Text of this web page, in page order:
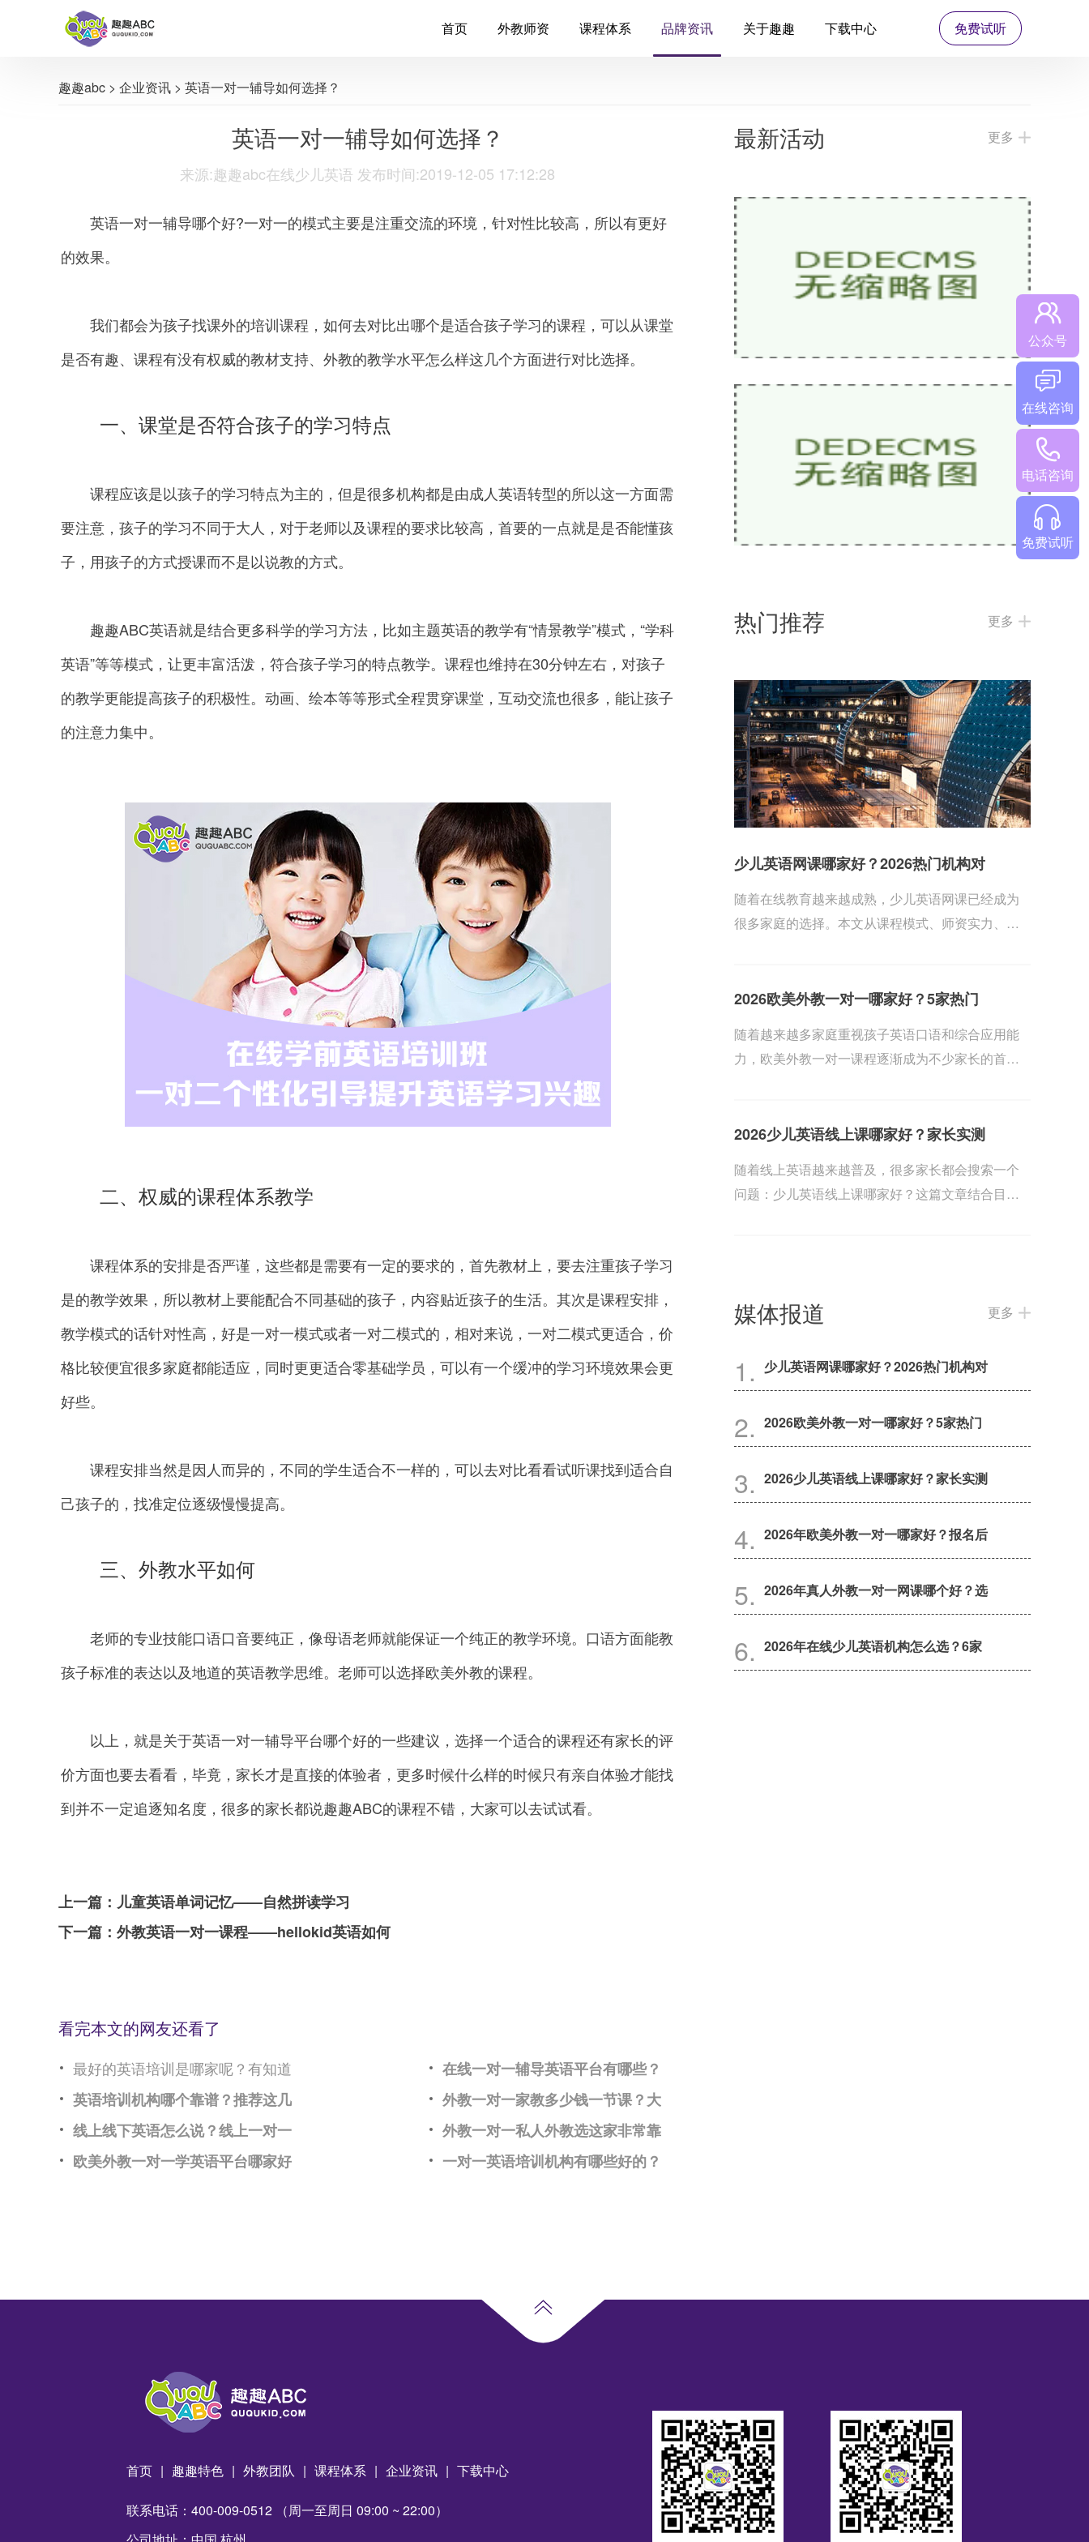
首页 外教师资 课程体系 品牌资讯 关于趣趣 下载中心 免费试听
趣趣abc > 企业资讯 > 英语一对一辅导如何选择？
英语一对一辅导如何选择？
来源:趣趣abc在线少儿英语 发布时间:2019-12-05 17:12:28
英语一对一辅导哪个好?一对一的模式主要是注重交流的环境，针对性比较高，所以有更好
的效果。
我们都会为孩子找课外的培训课程，如何去对比出哪个是适合孩子学习的课程，可以从课堂
是否有趣、课程有没有权威的教材支持、外教的教学水平怎么样这几个方面进行对比选择。
一、课堂是否符合孩子的学习特点
课程应该是以孩子的学习特点为主的，但是很多机构都是由成人英语转型的所以这一方面需
要注意，孩子的学习不同于大人，对于老师以及课程的要求比较高，首要的一点就是是否能懂孩
子，用孩子的方式授课而不是以说教的方式。
趣趣ABC英语就是结合更多科学的学习方法，比如主题英语的教学有“情景教学”模式，“学科
英语”等等模式，让更丰富活泼，符合孩子学习的特点教学。课程也维持在30分钟左右，对孩子
的教学更能提高孩子的积极性。动画、绘本等等形式全程贯穿课堂，互动交流也很多，能让孩子
的注意力集中。
二、权威的课程体系教学
课程体系的安排是否严谨，这些都是需要有一定的要求的，首先教材上，要去注重孩子学习
是的教学效果，所以教材上要能配合不同基础的孩子，内容贴近孩子的生活。其次是课程安排，
教学模式的话针对性高，好是一对一模式或者一对二模式的，相对来说，一对二模式更适合，价
格比较便宜很多家庭都能适应，同时更更适合零基础学员，可以有一个缓冲的学习环境效果会更
好些。
课程安排当然是因人而异的，不同的学生适合不一样的，可以去对比看看试听课找到适合自
己孩子的，找准定位逐级慢慢提高。
三、外教水平如何
老师的专业技能口语口音要纯正，像母语老师就能保证一个纯正的教学环境。口语方面能教
孩子标准的表达以及地道的英语教学思维。老师可以选择欧美外教的课程。
以上，就是关于英语一对一辅导平台哪个好的一些建议，选择一个适合的课程还有家长的评
价方面也要去看看，毕竟，家长才是直接的体验者，更多时候什么样的时候只有亲自体验才能找
到并不一定追逐知名度，很多的家长都说趣趣ABC的课程不错，大家可以去试试看。
上一篇： 儿童英语单词记忆——自然拼读学习
下一篇： 外教英语一对一课程——hellokid英语如何
看完本文的网友还看了
最好的英语培训是哪家呢？有知道
在线一对一辅导英语平台有哪些？
英语培训机构哪个靠谱？推荐这几
外教一对一家教多少钱一节课？大
线上线下英语怎么说？线上一对一
外教一对一私人外教选这家非常靠
欧美外教一对一学英语平台哪家好
一对一英语培训机构有哪些好的？
最新活动 更多
少儿英语网课哪家好？2026热门机构对比
2026欧美外教一对一哪家好？5家热门少儿
热门推荐 更多
少儿英语网课哪家好？2026热门机构对
随着在线教育越来越成熟，少儿英语网课已经成为
很多家庭的选择。本文从课程模式、师资实力、教
2026欧美外教一对一哪家好？5家热门
随着越来越多家庭重视孩子英语口语和综合应用能
力，欧美外教一对一课程逐渐成为不少家长的首
2026少儿英语线上课哪家好？家长实测
随着线上英语越来越普及，很多家长都会搜索一个
问题：少儿英语线上课哪家好？这篇文章结合目前
媒体报道 更多
少儿英语网课哪家好？2026热门机构对
2026欧美外教一对一哪家好？5家热门
2026少儿英语线上课哪家好？家长实测
2026年欧美外教一对一哪家好？报名后
2026年真人外教一对一网课哪个好？选
2026年在线少儿英语机构怎么选？6家
首页 | 趣趣特色 | 外教团队 | 课程体系 | 企业资讯 | 下载中心
联系电话：400-009-0512 （周一至周日 09:00 ~ 22:00）
公众号
在线咨询
电话咨询
免费试听